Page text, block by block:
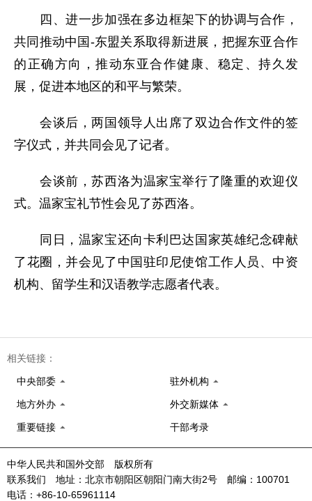
四、进一步加强在多边框架下的协调与合作，
共同推动中国-东盟关系取得新进展，把握东亚合作
的正确方向，推动东亚合作健康、稳定、持久发
展，促进本地区的和平与繁荣。
会谈后，两国领导人出席了双边合作文件的签
字仪式，并共同会见了记者。
会谈前，苏西洛为温家宝举行了隆重的欢迎仪
式。温家宝礼节性会见了苏西洛。
同日，温家宝还向卡利巴达国家英雄纪念碑献
了花圈，并会见了中国驻印尼使馆工作人员、中资
机构、留学生和汉语教学志愿者代表。
相关链接：
中央部委 驻外机构
地方外办 外交新媒体
重要链接 干部考录
中华人民共和国外交部 版权所有
联系我们 地址：北京市朝阳区朝阳门南大街2号 邮编：100701
电话：+86-10-65961114